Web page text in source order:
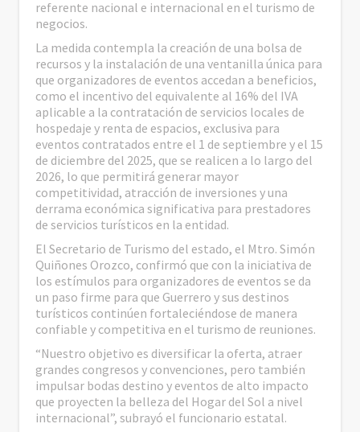
referente nacional e internacional en el turismo de
negocios.
La medida contempla la creación de una bolsa de
recursos y la instalación de una ventanilla única para
que organizadores de eventos accedan a beneficios,
como el incentivo del equivalente al 16% del IVA
aplicable a la contratación de servicios locales de
hospedaje y renta de espacios, exclusiva para
eventos contratados entre el 1 de septiembre y el 15
de diciembre del 2025, que se realicen a lo largo del
2026, lo que permitirá generar mayor
competitividad, atracción de inversiones y una
derrama económica significativa para prestadores
de servicios turísticos en la entidad.
El Secretario de Turismo del estado, el Mtro. Simón
Quiñones Orozco, confirmó que con la iniciativa de
los estímulos para organizadores de eventos se da
un paso firme para que Guerrero y sus destinos
turísticos continúen fortaleciéndose de manera
confiable y competitiva en el turismo de reuniones.
“Nuestro objetivo es diversificar la oferta, atraer
grandes congresos y convenciones, pero también
impulsar bodas destino y eventos de alto impacto
que proyecten la belleza del Hogar del Sol a nivel
internacional”, subrayó el funcionario estatal.